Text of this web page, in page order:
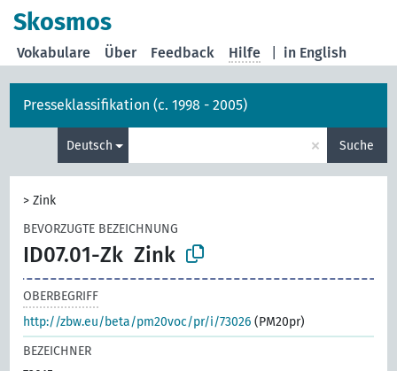
Skosmos
in English
Vokabulare Über Feedback Hilfe
Presseklassifikation (c. 1998 - 2005)
Deutsch × Suche
>Zink
BEVORZUGTE BEZEICHNUNG
ID07.01-Zk Zink
OBERBEGRIFF
http://zbw.eu/beta/pm20voc/pr/i/73026 (PM20pr)
BEZEICHNER